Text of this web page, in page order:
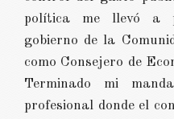
política me llevó a
gobierno de la
como Consejero de
Terminado mi
profesional donde el